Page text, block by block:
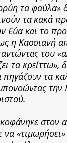
τα φαύλα»
τα κακά
Εύα και το
η Κασσιανή
του
τα κρείττω»,
πηγάζουν τα
την
στον